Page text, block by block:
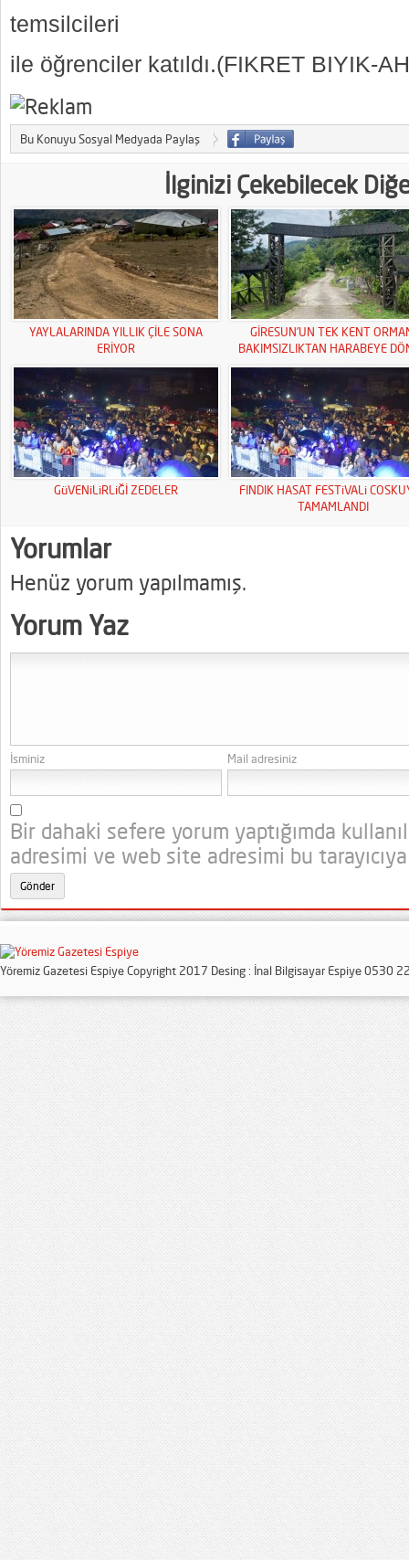
temsilcileri
ile öğrenciler katıldı.(FIKRET BIYIK-
Bu Konuyu Sosyal Medyada Paylaş
İlginizi Çekebilecek
YAYLALARINDA YILLIK ÇİLE SONA
ERİYOR
GİRESUN’UN TEK KENT
BAKIMSIZLIKTAN HARABEYE
GüVENiLiRLiĞİ ZEDELER
FINDIK HASAT FESTiVALi
TAMAMLANDI
Yorumlar
Henüz yorum yapılmamış.
Yorum Yaz
İsminiz Mail adresiniz
Bir dahaki sefere yorum yaptığımda
adresimi ve web site adresimi bu
Yöremiz Gazetesi Espiye Copyright 2017 Desing : İnal Bilgisayar Espiye 0530